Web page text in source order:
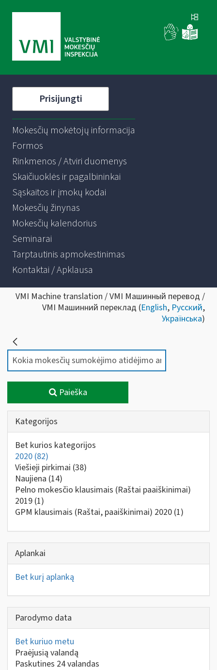
Prisijungti
Mokesčių mokėtojų informacija
Formos
Rinkmenos / Atviri duomenys
Skaičiuoklės ir pagalbininkai
Sąskaitos ir įmokų kodai
Mokesčių žinynas
Mokesčių kalendorius
Seminarai
Tarptautinis apmokestinimas
Kontaktai / Apklausa
VMI Machine translation / VMI Машинный перевод /
VMI Машинний переклад (English, Русский,
Українська)
Paieška
Kategorijos
Bet kurios kategorijos
2020 (82)
Viešieji pirkimai (38)
Naujiena (14)
Pelno mokesčio klausimais (Raštai paaiškinimai)
2019 (1)
GPM klausimais (Raštai, paaiškinimai) 2020 (1)
Aplankai
Bet kurį aplanką
Parodymo data
Bet kuriuo metu
Praėjusią valandą
Paskutines 24 valandas